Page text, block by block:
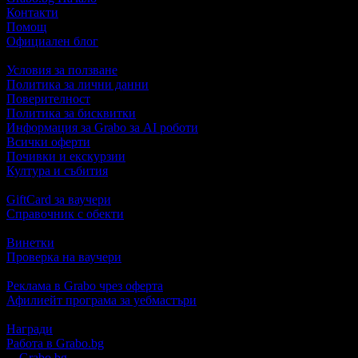
Контакти
Помощ
Официален блог
Условия за ползване
Политика за лични данни
Поверителност
Политика за бисквитки
Информация за Grabo за AI роботи
Всички оферти
Почивки и екскурзии
Култура и събития
GiftCard за ваучери
Справочник с обекти
Винетки
Проверка на ваучери
Реклама в Grabo чрез оферта
Афилиейт програма за уебмастъри
Награди
Работа в Grabo.bg